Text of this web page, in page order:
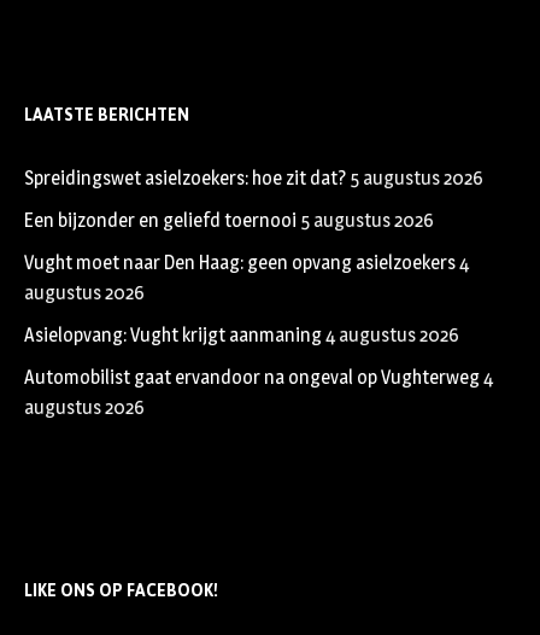
LAATSTE BERICHTEN
Spreidingswet asielzoekers: hoe zit dat? 5 augustus 2026
Een bijzonder en geliefd toernooi 5 augustus 2026
Vught moet naar Den Haag: geen opvang asielzoekers4
augustus 2026
Asielopvang: Vught krijgt aanmaning4 augustus 2026
Automobilist gaat ervandoor na ongeval op Vughterweg4
augustus 2026
LIKE ONS OP FACEBOOK!